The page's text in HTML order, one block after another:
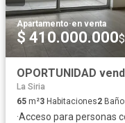
Apartamento·en venta
$ 410.000.000
La Siria
65 m²3 Habitaciones2
·Acceso para personas